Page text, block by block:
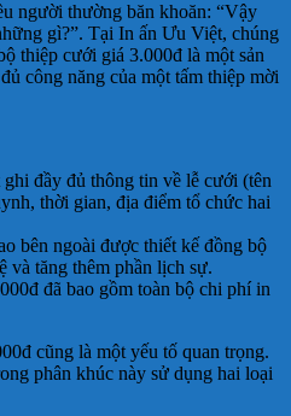
người thường băn khoăn: “Vậy
gì?”. Tại In ấn Ưu Việt, chúng
thiệp cưới giá 3.000đ là một sản
công năng của một tấm thiệp mời
đầy đủ thông tin về lễ cưới (tên
thời gian, địa điểm tổ chức hai
bên ngoài được thiết kế đồng bộ
và tăng thêm phần lịch sự.
đã bao gồm toàn bộ chi phí in
cũng là một yếu tố quan trọng.
phân khúc này sử dụng hai loại